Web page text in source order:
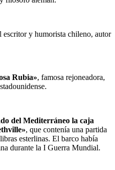
escritor y humorista chileno, autor
Rubia», famosa rejoneadora,
del Mediterráneo la caja
, que contenía una partida
esterlinas. El barco había
durante la I Guerra Mundial.